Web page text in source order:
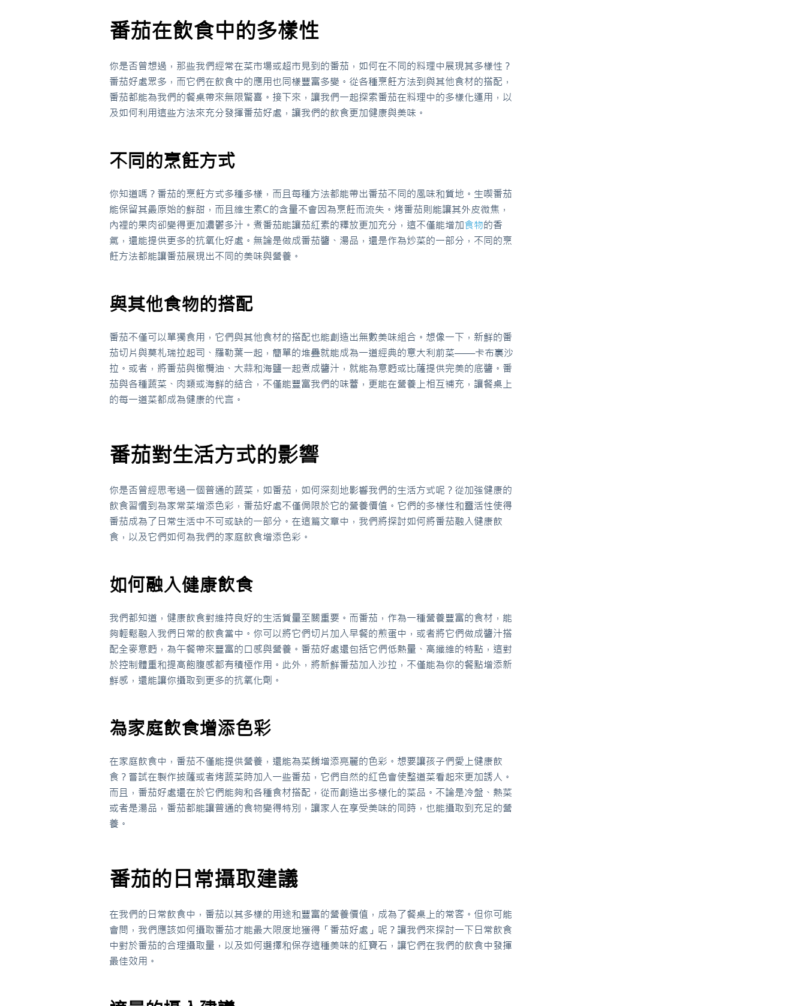
番茄在飲食中的多樣性
你是否曾想過，那些我們經常在菜市場或超市見到的番茄，如何在不同的料理中展現其多樣性？
番茄好處眾多，而它們在飲食中的應用也同樣豐富多變。從各種烹飪方法到與其他食材的搭配，
番茄都能為我們的餐桌帶來無限驚喜。接下來，讓我們一起探索番茄在料理中的多樣化運用，以
及如何利用這些方法來充分發揮番茄好處，讓我們的飲食更加健康與美味。
不同的烹飪方式
你知道嗎？番茄的烹飪方式多種多樣，而且每種方法都能帶出番茄不同的風味和質地。生喫番茄
能保留其最原始的鮮甜，而且維生素C的含量不會因為烹飪而流失。烤番茄則能讓其外皮微焦，
內裡的果肉卻變得更加濃鬱多汁。煮番茄能讓茄紅素的釋放更加充分，這不僅能增加食物的香
氣，還能提供更多的抗氧化好處。無論是做成番茄醬、湯品，還是作為炒菜的一部分，不同的烹
飪方法都能讓番茄展現出不同的美味與營養。
與其他食物的搭配
番茄不僅可以單獨食用，它們與其他食材的搭配也能創造出無數美味組合。想像一下，新鮮的番
茄切片與莫札瑞拉起司、羅勒葉一起，簡單的堆疊就能成為一道經典的意大利前菜——卡布裏沙
拉。或者，將番茄與橄欖油、大蒜和海鹽一起煮成醬汁，就能為意麪或比薩提供完美的底醬。番
茄與各種蔬菜、肉類或海鮮的結合，不僅能豐富我們的味蕾，更能在營養上相互補充，讓餐桌上
的每一道菜都成為健康的代言。
番茄對生活方式的影響
你是否曾經思考過一個普通的蔬菜，如番茄，如何深刻地影響我們的生活方式呢？從加強健康的
飲食習慣到為家常菜增添色彩，番茄好處不僅侷限於它的營養價值。它們的多樣性和靈活性使得
番茄成為了日常生活中不可或缺的一部分。在這篇文章中，我們將探討如何將番茄融入健康飲
食，以及它們如何為我們的家庭飲食增添色彩。
如何融入健康飲食
我們都知道，健康飲食對維持良好的生活質量至關重要。而番茄，作為一種營養豐富的食材，能
夠輕鬆融入我們日常的飲食當中。你可以將它們切片加入早餐的煎蛋中，或者將它們做成醬汁搭
配全麥意麪，為午餐帶來豐富的口感與營養。番茄好處還包括它們低熱量、高纖維的特點，這對
於控制體重和提高飽腹感都有積極作用。此外，將新鮮番茄加入沙拉，不僅能為你的餐點增添新
鮮感，還能讓你攝取到更多的抗氧化劑。
為家庭飲食增添色彩
在家庭飲食中，番茄不僅能提供營養，還能為菜餚增添亮麗的色彩。想要讓孩子們愛上健康飲
食？嘗試在製作披薩或者烤蔬菜時加入一些番茄，它們自然的紅色會使整道菜看起來更加誘人。
而且，番茄好處還在於它們能夠和各種食材搭配，從而創造出多樣化的菜品。不論是冷盤、熱菜
或者是湯品，番茄都能讓普通的食物變得特別，讓家人在享受美味的同時，也能攝取到充足的營
養。
番茄的日常攝取建議
在我們的日常飲食中，番茄以其多樣的用途和豐富的營養價值，成為了餐桌上的常客。但你可能
會問，我們應該如何攝取番茄才能最大限度地獲得「番茄好處」呢？讓我們來探討一下日常飲食
中對於番茄的合理攝取量，以及如何選擇和保存這種美味的紅寶石，讓它們在我們的飲食中發揮
最佳效用。